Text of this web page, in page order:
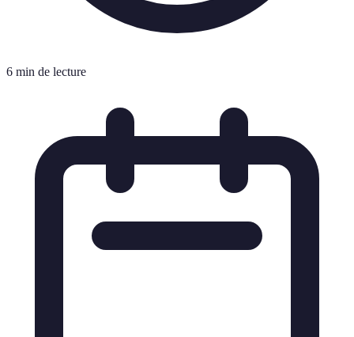
6 min de lecture